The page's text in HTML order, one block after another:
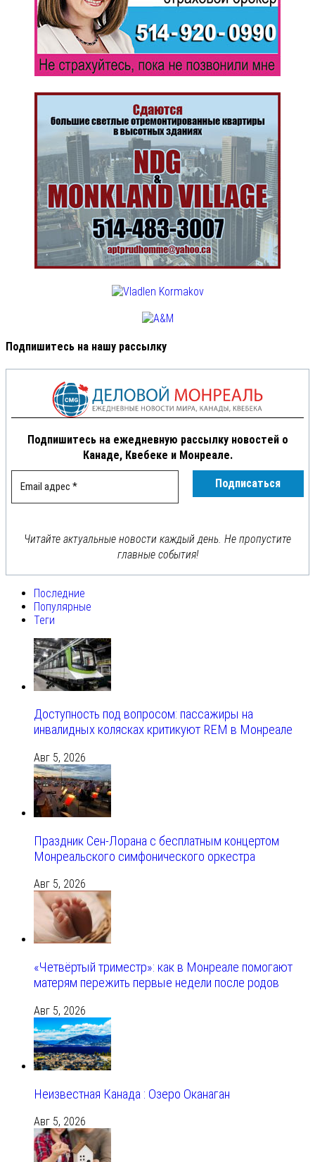
Подпишитесь на нашу рассылку
Подпишитесь на ежедневную рассылку новостей о
Канаде, Квебеке и Монреале.
Читайте актуальные новости каждый день. Не пропустите
главные события!
Последние
Популярные
Теги
Доступность под вопросом: пассажиры на
инвалидных колясках критикуют REM в Монреале
Авг 5, 2026
Праздник Сен-Лорана с бесплатным концертом
Монреальского симфонического оркестра
Авг 5, 2026
«Четвёртый триместр»: как в Монреале помогают
матерям пережить первые недели после родов
Авг 5, 2026
Неизвестная Канада : Озеро Оканаган
Авг 5, 2026